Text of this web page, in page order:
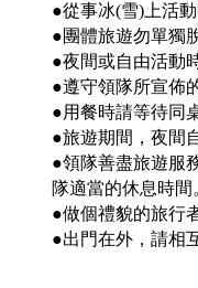
●從事冰(雪)上活
●團體旅遊勿單獨
●夜間或自由活動
●遵守領隊所宣佈
●用餐時請等待同
●旅遊期間，夜間
●領隊善盡旅遊服
隊適當的休息時間
●做個禮貌的旅行
●出門在外，請相